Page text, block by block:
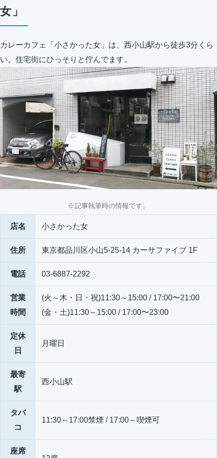
女」
カレーカフェ「小さかった女」は、西小山駅から徒歩3分くら
い。住宅街にひっそりと佇んでます。
※記事執筆時の情報です。
店名 小さかった女
住所 東京都品川区小山5-25-14 カーサファイブ 1F
電話 03-6887-2292
営業
時間
(火～木・日・祝)11:30～15:00 / 17:00〜21:00
(金・土)11:30～15:00 / 17:00〜23:00
定休
日
月曜日
最寄
駅
西小山駅
タバ
コ
11:30～17:00禁煙 / 17:00～喫煙可
座席